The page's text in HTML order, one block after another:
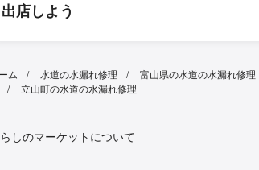
出店しよう
ム 水道の水漏れ修理 富山県の水道の水漏れ修理
立山町の水道の水漏れ修理
しのマーケットについて